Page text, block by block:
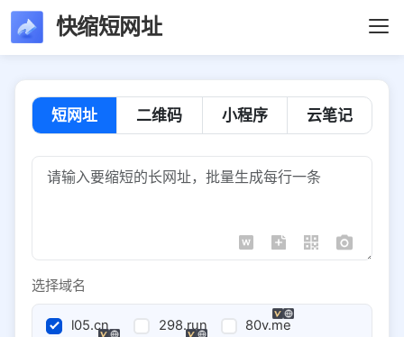
快缩短网址
短网址 二维码 小程序 云笔记
选择域名
l05.cn 298.run
80v.me